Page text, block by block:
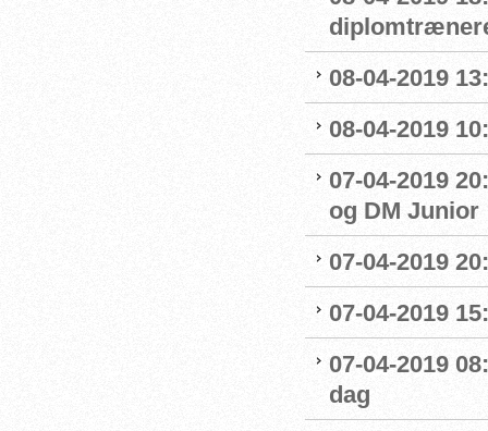
08-04-2019
08-04-2019
07-04-2019
og DM Junior
07-04-2019
07-04-2019
07-04-2019
dag